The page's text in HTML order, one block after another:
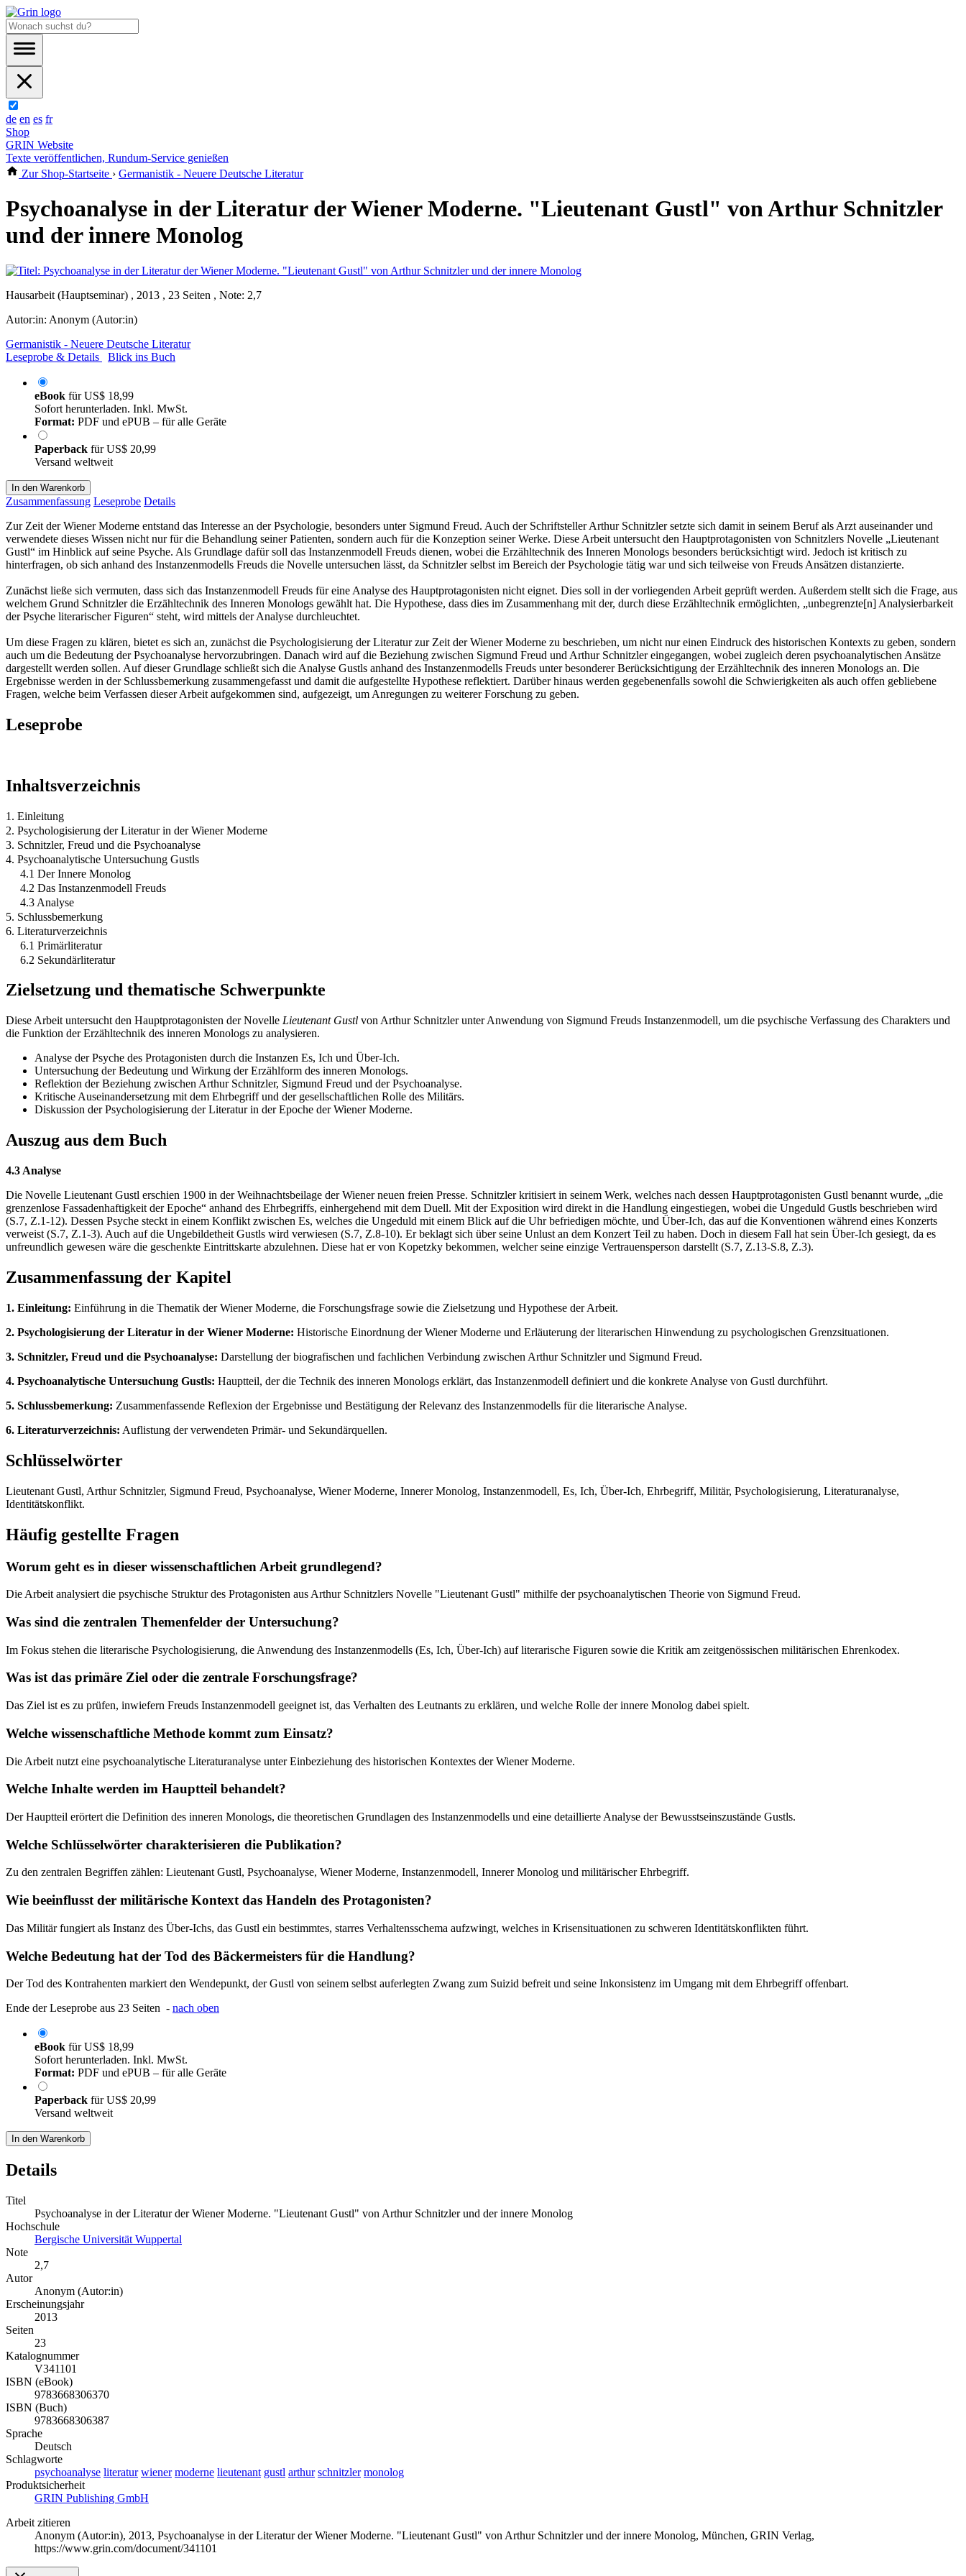
de en es fr
Shop
GRIN Website
Texte veröffentlichen, Rundum-Service genießen
Zur Shop-Startseite › Germanistik - Neuere Deutsche Literatur
Psychoanalyse in der Literatur der Wiener Moderne. "Lieutenant Gustl" von Arthur Schnitzler
und der innere Monolog
Hausarbeit (Hauptseminar) , 2013 , 23 Seiten , Note: 2,7
Autor:in: Anonym (Autor:in)
Germanistik - Neuere Deutsche Literatur
Leseprobe & Details
Blick ins Buch
eBook fürUS$ 18,99
Sofort herunterladen. Inkl. MwSt.
Format: PDF und ePUB – für alle Geräte
Paperback fürUS$ 20,99
Versand weltweit
In den Warenkorb
Zusammenfassung Leseprobe Details
Zur Zeit der Wiener Moderne entstand das Interesse an der Psychologie, besonders unter Sigmund Freud. Auch der Schriftsteller Arthur Schnitzler setzte sich damit in seinem Beruf als Arzt auseinander und
verwendete dieses Wissen nicht nur für die Behandlung seiner Patienten, sondern auch für die Konzeption seiner Werke. Diese Arbeit untersucht den Hauptprotagonisten von Schnitzlers Novelle „Lieutenant
Gustl“ im Hinblick auf seine Psyche. Als Grundlage dafür soll das Instanzenmodell Freuds dienen, wobei die Erzähltechnik des Inneren Monologs besonders berücksichtigt wird. Jedoch ist kritisch zu
hinterfragen, ob sich anhand des Instanzenmodells Freuds die Novelle untersuchen lässt, da Schnitzler selbst im Bereich der Psychologie tätig war und sich teilweise von Freuds Ansätzen distanzierte.
Zunächst ließe sich vermuten, dass sich das Instanzenmodell Freuds für eine Analyse des Hauptprotagonisten nicht eignet. Dies soll in der vorliegenden Arbeit geprüft werden. Außerdem stellt sich die Frage, aus
welchem Grund Schnitzler die Erzähltechnik des Inneren Monologs gewählt hat. Die Hypothese, dass dies im Zusammenhang mit der, durch diese Erzähltechnik ermöglichten, „unbegrenzte[n] Analysierbarkeit
der Psyche literarischer Figuren“ steht, wird mittels der Analyse durchleuchtet.
Um diese Fragen zu klären, bietet es sich an, zunächst die Psychologisierung der Literatur zur Zeit der Wiener Moderne zu beschrieben, um nicht nur einen Eindruck des historischen Kontexts zu geben, sondern
auch um die Bedeutung der Psychoanalyse hervorzubringen. Danach wird auf die Beziehung zwischen Sigmund Freud und Arthur Schnitzler eingegangen, wobei zugleich deren psychoanalytischen Ansätze
dargestellt werden sollen. Auf dieser Grundlage schließt sich die Analyse Gustls anhand des Instanzenmodells Freuds unter besonderer Berücksichtigung der Erzähltechnik des inneren Monologs an. Die
Ergebnisse werden in der Schlussbemerkung zusammengefasst und damit die aufgestellte Hypothese reflektiert. Darüber hinaus werden gegebenenfalls sowohl die Schwierigkeiten als auch offen gebliebene
Fragen, welche beim Verfassen dieser Arbeit aufgekommen sind, aufgezeigt, um Anregungen zu weiterer Forschung zu geben.
Leseprobe
Inhaltsverzeichnis
1. Einleitung
2. Psychologisierung der Literatur in der Wiener Moderne
3. Schnitzler, Freud und die Psychoanalyse
4. Psychoanalytische Untersuchung Gustls
4.1 Der Innere Monolog
4.2 Das Instanzenmodell Freuds
4.3 Analyse
5. Schlussbemerkung
6. Literaturverzeichnis
6.1 Primärliteratur
6.2 Sekundärliteratur
Zielsetzung und thematische Schwerpunkte
Diese Arbeit untersucht den Hauptprotagonisten der Novelle Lieutenant Gustl von Arthur Schnitzler unter Anwendung von Sigmund Freuds Instanzenmodell, um die psychische Verfassung des Charakters und
die Funktion der Erzähltechnik des inneren Monologs zu analysieren.
Analyse der Psyche des Protagonisten durch die Instanzen Es, Ich und Über-Ich.
Untersuchung der Bedeutung und Wirkung der Erzählform des inneren Monologs.
Reflektion der Beziehung zwischen Arthur Schnitzler, Sigmund Freud und der Psychoanalyse.
Kritische Auseinandersetzung mit dem Ehrbegriff und der gesellschaftlichen Rolle des Militärs.
Diskussion der Psychologisierung der Literatur in der Epoche der Wiener Moderne.
Auszug aus dem Buch
4.3 Analyse
Die Novelle Lieutenant Gustl erschien 1900 in der Weihnachtsbeilage der Wiener neuen freien Presse. Schnitzler kritisiert in seinem Werk, welches nach dessen Hauptprotagonisten Gustl benannt wurde, „die
grenzenlose Fassadenhaftigkeit der Epoche“ anhand des Ehrbegriffs, einhergehend mit dem Duell. Mit der Exposition wird direkt in die Handlung eingestiegen, wobei die Ungeduld Gustls beschrieben wird
(S.7, Z.1-12). Dessen Psyche steckt in einem Konflikt zwischen Es, welches die Ungeduld mit einem Blick auf die Uhr befriedigen möchte, und Über-Ich, das auf die Konventionen während eines Konzerts
verweist (S.7, Z.1-3). Auch auf die Ungebildetheit Gustls wird verwiesen (S.7, Z.8-10). Er beklagt sich über seine Unlust an dem Konzert Teil zu haben. Doch in diesem Fall hat sein Über-Ich gesiegt, da es
unfreundlich gewesen wäre die geschenkte Eintrittskarte abzulehnen. Diese hat er von Kopetzky bekommen, welcher seine einzige Vertrauensperson darstellt (S.7, Z.13-S.8, Z.3).
Zusammenfassung der Kapitel
1. Einleitung: Einführung in die Thematik der Wiener Moderne, die Forschungsfrage sowie die Zielsetzung und Hypothese der Arbeit.
2. Psychologisierung der Literatur in der Wiener Moderne: Historische Einordnung der Wiener Moderne und Erläuterung der literarischen Hinwendung zu psychologischen Grenzsituationen.
3. Schnitzler, Freud und die Psychoanalyse: Darstellung der biografischen und fachlichen Verbindung zwischen Arthur Schnitzler und Sigmund Freud.
4. Psychoanalytische Untersuchung Gustls: Hauptteil, der die Technik des inneren Monologs erklärt, das Instanzenmodell definiert und die konkrete Analyse von Gustl durchführt.
5. Schlussbemerkung: Zusammenfassende Reflexion der Ergebnisse und Bestätigung der Relevanz des Instanzenmodells für die literarische Analyse.
6. Literaturverzeichnis: Auflistung der verwendeten Primär- und Sekundärquellen.
Schlüsselwörter
Lieutenant Gustl, Arthur Schnitzler, Sigmund Freud, Psychoanalyse, Wiener Moderne, Innerer Monolog, Instanzenmodell, Es, Ich, Über-Ich, Ehrbegriff, Militär, Psychologisierung, Literaturanalyse,
Identitätskonflikt.
Häufig gestellte Fragen
Worum geht es in dieser wissenschaftlichen Arbeit grundlegend?
Die Arbeit analysiert die psychische Struktur des Protagonisten aus Arthur Schnitzlers Novelle "Lieutenant Gustl" mithilfe der psychoanalytischen Theorie von Sigmund Freud.
Was sind die zentralen Themenfelder der Untersuchung?
Im Fokus stehen die literarische Psychologisierung, die Anwendung des Instanzenmodells (Es, Ich, Über-Ich) auf literarische Figuren sowie die Kritik am zeitgenössischen militärischen Ehrenkodex.
Was ist das primäre Ziel oder die zentrale Forschungsfrage?
Das Ziel ist es zu prüfen, inwiefern Freuds Instanzenmodell geeignet ist, das Verhalten des Leutnants zu erklären, und welche Rolle der innere Monolog dabei spielt.
Welche wissenschaftliche Methode kommt zum Einsatz?
Die Arbeit nutzt eine psychoanalytische Literaturanalyse unter Einbeziehung des historischen Kontextes der Wiener Moderne.
Welche Inhalte werden im Hauptteil behandelt?
Der Hauptteil erörtert die Definition des inneren Monologs, die theoretischen Grundlagen des Instanzenmodells und eine detaillierte Analyse der Bewusstseinszustände Gustls.
Welche Schlüsselwörter charakterisieren die Publikation?
Zu den zentralen Begriffen zählen: Lieutenant Gustl, Psychoanalyse, Wiener Moderne, Instanzenmodell, Innerer Monolog und militärischer Ehrbegriff.
Wie beeinflusst der militärische Kontext das Handeln des Protagonisten?
Das Militär fungiert als Instanz des Über-Ichs, das Gustl ein bestimmtes, starres Verhaltensschema aufzwingt, welches in Krisensituationen zu schweren Identitätskonflikten führt.
Welche Bedeutung hat der Tod des Bäckermeisters für die Handlung?
Der Tod des Kontrahenten markiert den Wendepunkt, der Gustl von seinem selbst auferlegten Zwang zum Suizid befreit und seine Inkonsistenz im Umgang mit dem Ehrbegriff offenbart.
Ende der Leseprobe aus 23 Seiten - nach oben
eBook fürUS$ 18,99
Sofort herunterladen. Inkl. MwSt.
Format: PDF und ePUB – für alle Geräte
Paperback fürUS$ 20,99
Versand weltweit
In den Warenkorb
Details
Titel
Psychoanalyse in der Literatur der Wiener Moderne. "Lieutenant Gustl" von Arthur Schnitzler und der innere Monolog
Hochschule
Bergische Universität Wuppertal
Note
2,7
Autor
Anonym (Autor:in)
Erscheinungsjahr
2013
Seiten
23
Katalognummer
V341101
ISBN (eBook)
9783668306370
ISBN (Buch)
9783668306387
Sprache
Deutsch
Schlagworte
psychoanalyse literatur wiener moderne lieutenant gustl arthur schnitzler monolog
Produktsicherheit
GRIN Publishing GmbH
Arbeit zitieren
Anonym (Autor:in), 2013, Psychoanalyse in der Literatur der Wiener Moderne. "Lieutenant Gustl" von Arthur Schnitzler und der innere Monolog, München, GRIN Verlag,
https://www.grin.com/document/341101